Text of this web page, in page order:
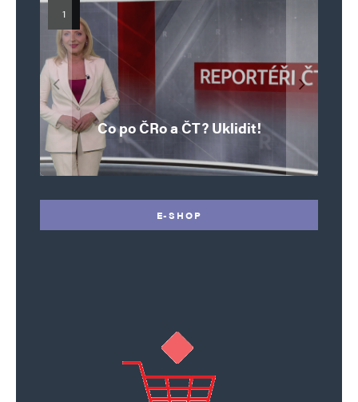
Co po ČRo a ČT? Uklidit!
Islamistický teror v EU, 6. díl:
Brutální poprava 85letého
katolického kněze Jacquese
Hamela
Islamistický teror v EU, 5. díl:
Krvavé oslavy pádu Bastily
v Nice
Mýty o Václavu Klausovi:
Pivo, jazz, hádky, loajalita
i humor. Jakl boří legendy
o bývalém prezidentovi
Vymíráme a politici lžou:
porodnost nezachrání
dotace, byty ani zkrácené
úvazky
Pim Fortuyn: Muž, který se
nestihl stát premiérem
E-SHOP